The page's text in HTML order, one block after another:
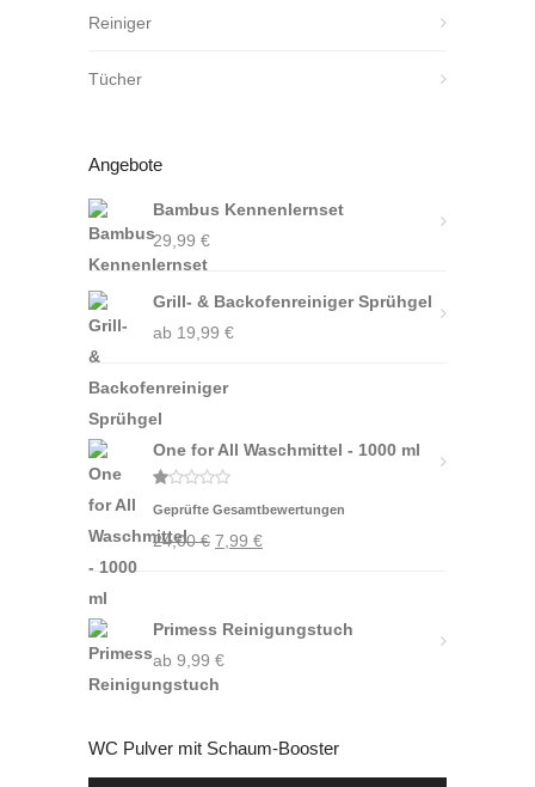
Reiniger
Tücher
Angebote
Bambus Kennenlernset
29,99 €
Grill- & Backofenreiniger Sprühgel
ab 19,99 €
One for All Waschmittel - 1000 ml
mit
1.00
von
Geprüfte Gesamtbewertungen
24,00€ Ursprünglicher
24,00 €
7,99 €Aktueller
7,99 €.
Primess Reinigungstuch
ab 9,99 €
WC Pulver mit Schaum-Booster